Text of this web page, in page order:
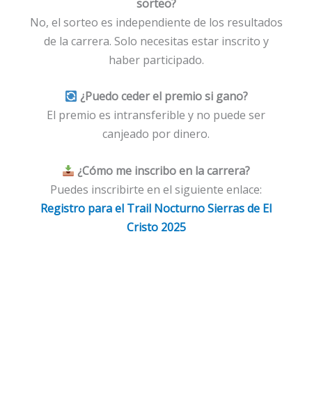
sorteo?
No, el sorteo es independiente de los resultados
de la carrera. Solo necesitas estar inscrito y
haber participado.
¿Puedo ceder el premio si gano?
El premio es intransferible y no puede ser
canjeado por dinero.
¿Cómo me inscribo en la carrera?
Puedes inscribirte en el siguiente enlace:
Registro para el Trail Nocturno Sierras de El
Cristo 2025